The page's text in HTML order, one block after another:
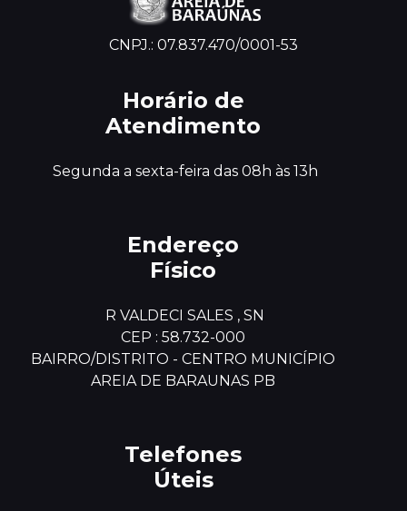
CNPJ.: 07.837.470/0001-53
Horário de
Atendimento
Segunda a sexta-feira das 08h às 13h
Endereço
Físico
CEP : 58.732-000
BAIRRO/DISTRITO - CENTRO MUNICÍPIO
AREIA DE BARAUNAS PB
Telefones
Úteis